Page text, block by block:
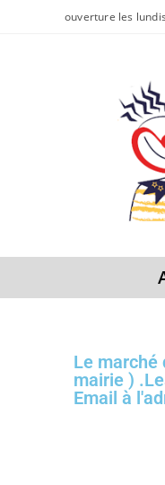
ouverture les
Le marché
mairie )
Email à